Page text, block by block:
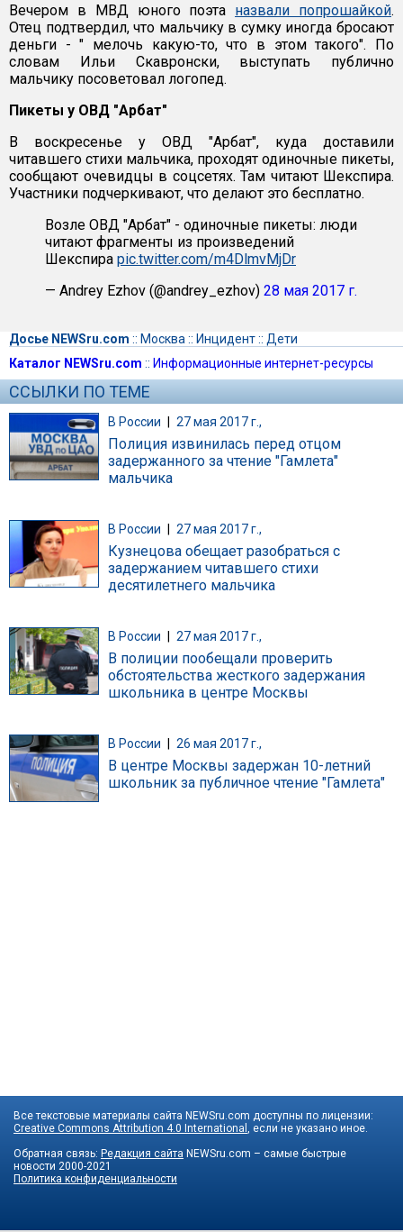
Вечером в МВД юного поэта назвали попрошайкой.
Отец подтвердил, что мальчику в сумку иногда бросают
деньги - " мелочь какую-то, что в этом такого". По
словам Ильи Скавронски, выступать публично
мальчику посоветовал логопед.
Пикеты у ОВД "Арбат"
В воскресенье у ОВД "Арбат", куда доставили
читавшего стихи мальчика, проходят одиночные пикеты,
сообщают очевидцы в соцсетях. Там читают Шекспира.
Участники подчеркивают, что делают это бесплатно.
Возле ОВД "Арбат" - одиночные пикеты: люди
читают фрагменты из произведений
Шекспира pic.twitter.com/m4DlmvMjDr
— Andrey Ezhov (@andrey_ezhov) 28 мая 2017 г.
Досье NEWSru.com :: Москва :: Инцидент:: Дети
Каталог NEWSru.com :: Информационные интернет-ресурсы
ССЫЛКИ ПО ТЕМЕ
В России | 27 мая 2017 г.,
Полиция извинилась перед отцом
задержанного за чтение "Гамлета"
мальчика
В России 27 мая 2017 г.,
Кузнецова обещает разобраться с
задержанием читавшего стихи
десятилетнего мальчика
В России 27 мая 2017 г.,
В полиции пообещали проверить
обстоятельства жесткого задержания
школьника в центре Москвы
В России 26 мая 2017 г.,
В центре Москвы задержан 10-летний
школьник за публичное чтение "Гамлета"
Все текстовые материалы сайта NEWSru.com доступны по лицензии:
Creative Commons Attribution 4.0 International
, если не указано иное.
Обратная связь: Редакция сайта NEWSru.com – самые быстрые
новости 2000-2021
Политика конфиденциальности